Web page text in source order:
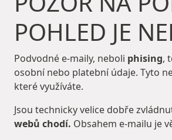
POHLED JE
Podvodné e-maily, neboli phising,
osobní nebo platební údaje. Tyto
které využíváte.
Jsou technicky velice dobře
webů chodí. Obsahem e-mailu je